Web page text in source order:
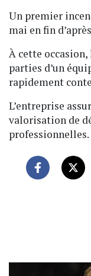
Un premier
mai en fin
À cette
parties d’un
rapidement
L’entreprise
valorisation de
professionnelles.